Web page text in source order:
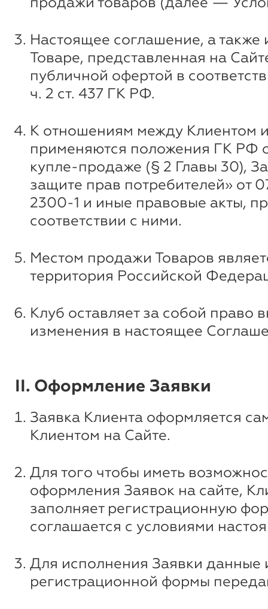
Настоящее соглашение, а
Товаре, представленная на
публичной офертой в
ч. 2 ст. 437 ГК РФ.
К отношениям между Клиентом
применяются положения ГК РФ
купле-продаже (§ 2 Главы 30),
защите прав потребителей» от
2300-1 и иные правовые акты,
соответствии с ними.
Местом продажи Товаров
территория Российской
Клуб оставляет за собой право
изменения в настоящее
II. Оформление Заявки
Заявка Клиента оформляется
Клиентом на Сайте.
Для того чтобы иметь
оформления Заявок на сайте,
заполняет регистрационную
соглашается с условиями
Для исполнения Заявки данные
регистрационной формы